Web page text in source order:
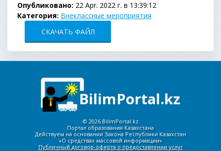
Опубликовано: 22 Apr. 2022 г. в 13:39:12
Категория: Внеклассные мероприятия
СКАЧАТЬ ФАЙЛ
BilimPortal.kz
©2026 BilimPortal.kz
Портал образования Казахстана
Действуем на основании Закона Республики Казахстан
«О средствах массовой информации»
Публичный договор-оферта о предоставлении услуг